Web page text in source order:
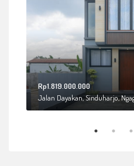
Rp1.819.000.000